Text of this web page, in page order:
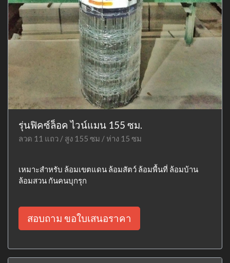
รุ่นฟิคซ์ล็อค ไวน์แมน 155 ซม.
ลวด 11 แถว / สูง 155 ซม / ห่าง 15 ซม
เหมาะสำหรับ ล้อมเขตแดน ล้อมสัตว์ ล้อมพื้นที่ ล้อมบ้าน
ล้อมสวน กันคนบุกรุก
สอบถาม ขอใบเสนอราคา